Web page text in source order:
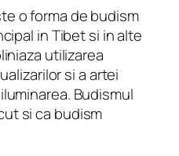
o forma de budism
in Tibet si in alte
utilizarea
si a artei
Budismul
si ca budism